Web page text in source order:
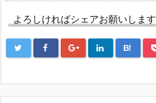
よろしければシェアお願いします
B!